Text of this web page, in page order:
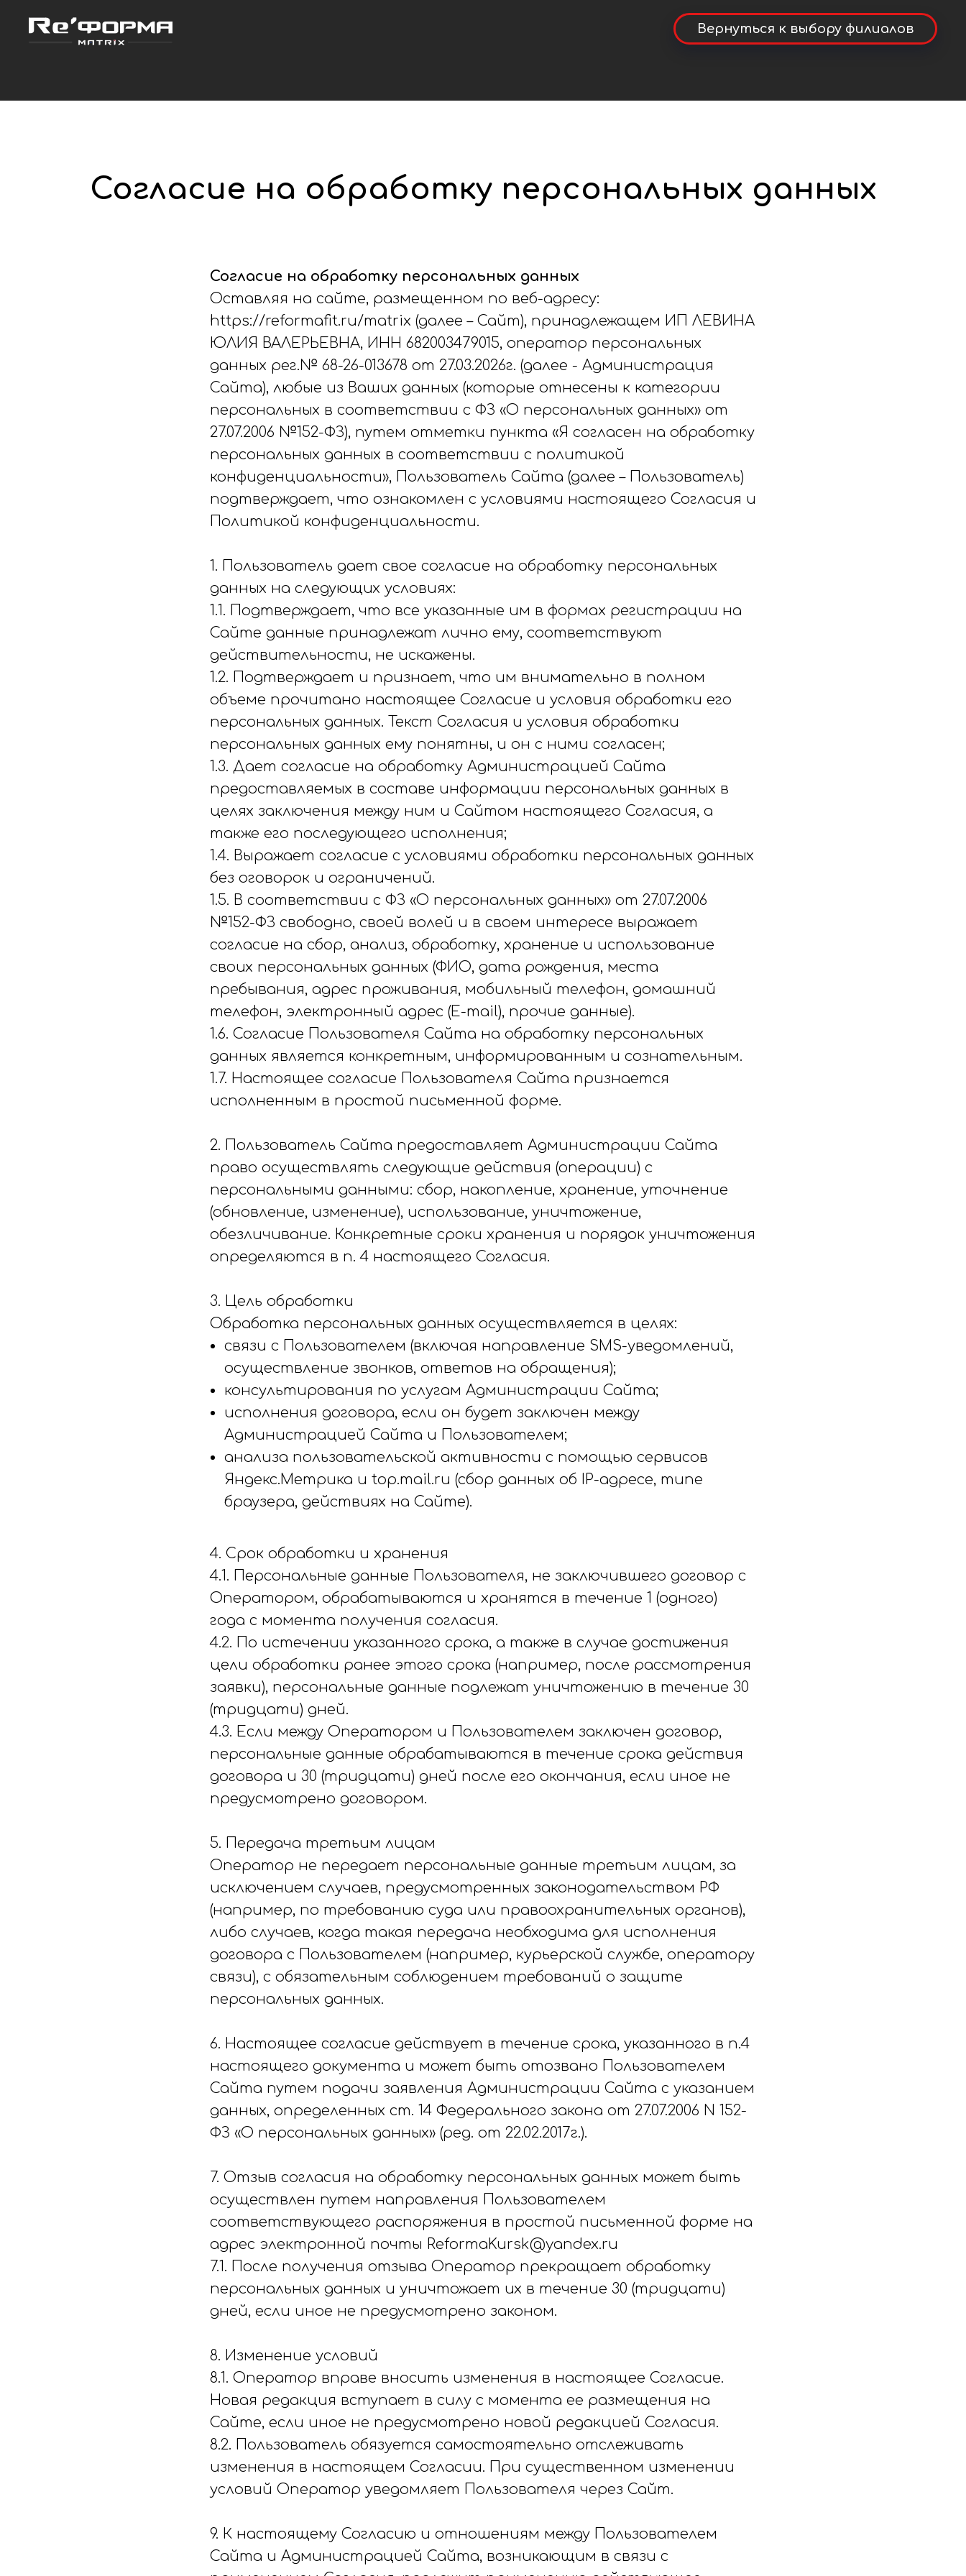
Вернуться к выбору филиалов
Согласие на обработку персональных данных
Согласие на обработку персональных данных
Оставляя на сайте, размещенном по веб-адресу:
https://reformafit.ru/matrix (далее – Сайт), принадлежащем ИП ЛЕВИНА
ЮЛИЯ ВАЛЕРЬЕВНА, ИНН 682003479015, оператор персональных
данных рег.№ 68-26-013678 от 27.03.2026г. (далее - Администрация
Сайта), любые из Ваших данных (которые отнесены к категории
персональных в соответствии с ФЗ «О персональных данных» от
27.07.2006 №152-ФЗ), путем отметки пункта «Я согласен на обработку
персональных данных в соответствии с политикой
конфиденциальности», Пользователь Сайта (далее – Пользователь)
подтверждает, что ознакомлен с условиями настоящего Согласия и
Политикой конфиденциальности.
1. Пользователь дает свое согласие на обработку персональных
данных на следующих условиях:
1.1. Подтверждает, что все указанные им в формах регистрации на
Сайте данные принадлежат лично ему, соответствуют
действительности, не искажены.
1.2. Подтверждает и признает, что им внимательно в полном
объеме прочитано настоящее Согласие и условия обработки его
персональных данных. Текст Согласия и условия обработки
персональных данных ему понятны, и он с ними согласен;
1.3. Дает согласие на обработку Администрацией Сайта
предоставляемых в составе информации персональных данных в
целях заключения между ним и Сайтом настоящего Согласия, а
также его последующего исполнения;
1.4. Выражает согласие с условиями обработки персональных данных
без оговорок и ограничений.
1.5. В соответствии с ФЗ «О персональных данных» от 27.07.2006
№152-ФЗ свободно, своей волей и в своем интересе выражает
согласие на сбор, анализ, обработку, хранение и использование
своих персональных данных (ФИО, дата рождения, места
пребывания, адрес проживания, мобильный телефон, домашний
телефон, электронный адрес (E-mail), прочие данные).
1.6. Согласие Пользователя Сайта на обработку персональных
данных является конкретным, информированным и сознательным.
1.7. Настоящее согласие Пользователя Сайта признается
исполненным в простой письменной форме.
2. Пользователь Сайта предоставляет Администрации Сайта
право осуществлять следующие действия (операции) с
персональными данными: сбор, накопление, хранение, уточнение
(обновление, изменение), использование, уничтожение,
обезличивание. Конкретные сроки хранения и порядок уничтожения
определяются в п. 4 настоящего Согласия.
3. Цель обработки
Обработка персональных данных осуществляется в целях:
связи с Пользователем (включая направление SMS-уведомлений,
осуществление звонков, ответов на обращения);
консультирования по услугам Администрации Сайта;
исполнения договора, если он будет заключен между
Администрацией Сайта и Пользователем;
анализа пользовательской активности с помощью сервисов
Яндекс.Метрика и top.mail.ru (сбор данных об IP-адресе, типе
браузера, действиях на Сайте).
4. Срок обработки и хранения
4.1. Персональные данные Пользователя, не заключившего договор с
Оператором, обрабатываются и хранятся в течение 1 (одного)
года с момента получения согласия.
4.2. По истечении указанного срока, а также в случае достижения
цели обработки ранее этого срока (например, после рассмотрения
заявки), персональные данные подлежат уничтожению в течение 30
(тридцати) дней.
4.3. Если между Оператором и Пользователем заключен договор,
персональные данные обрабатываются в течение срока действия
договора и 30 (тридцати) дней после его окончания, если иное не
предусмотрено договором.
5. Передача третьим лицам
Оператор не передает персональные данные третьим лицам, за
исключением случаев, предусмотренных законодательством РФ
(например, по требованию суда или правоохранительных органов),
либо случаев, когда такая передача необходима для исполнения
договора с Пользователем (например, курьерской службе, оператору
связи), с обязательным соблюдением требований о защите
персональных данных.
6. Настоящее согласие действует в течение срока, указанного в п.4
настоящего документа и может быть отозвано Пользователем
Сайта путем подачи заявления Администрации Сайта с указанием
данных, определенных ст. 14 Федерального закона от 27.07.2006 N 152-
ФЗ «О персональных данных» (ред. от 22.02.2017г.).
7. Отзыв согласия на обработку персональных данных может быть
осуществлен путем направления Пользователем
соответствующего распоряжения в простой письменной форме на
адрес электронной почты ReformaKursk@yandex.ru
7.1. После получения отзыва Оператор прекращает обработку
персональных данных и уничтожает их в течение 30 (тридцати)
дней, если иное не предусмотрено законом.
8. Изменение условий
8.1. Оператор вправе вносить изменения в настоящее Согласие.
Новая редакция вступает в силу с момента ее размещения на
Сайте, если иное не предусмотрено новой редакцией Согласия.
8.2. Пользователь обязуется самостоятельно отслеживать
изменения в настоящем Согласии. При существенном изменении
условий Оператор уведомляет Пользователя через Сайт.
9. К настоящему Согласию и отношениям между Пользователем
Сайта и Администрацией Сайта, возникающим в связи с